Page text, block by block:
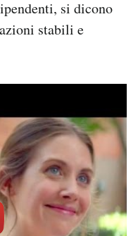
si dicono
stabili e